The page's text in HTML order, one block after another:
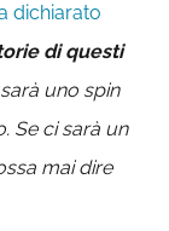
dichiarato
di questi
uno spin
Se ci sarà un
mai dire